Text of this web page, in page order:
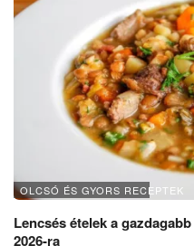
OLCSÓ ÉS GYORS RECEPTEK
Lencsés ételek a
2026-ra